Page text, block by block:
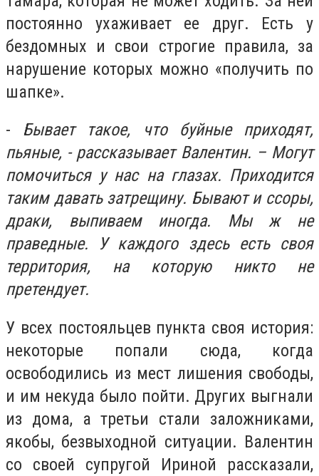
постоянно ухаживает ее друг. Есть у
бездомных и свои строгие правила, за
нарушение которых можно «получить по
шапке».
- Бывает такое, что буйные приходят,
пьяные, - рассказывает Валентин. – Могут
помочиться у нас на глазах. Приходится
таким давать затрещину. Бывают и ссоры,
драки, выпиваем иногда. Мы ж не
праведные. У каждого здесь есть своя
территория, на которую никто не
претендует.
У всех постояльцев пункта своя история:
некоторые попали сюда, когда
освободились из мест лишения свободы,
и им некуда было пойти. Других выгнали
из дома, а третьи стали заложниками,
якобы, безвыходной ситуации. Валентин
со своей супругой Ириной рассказали,